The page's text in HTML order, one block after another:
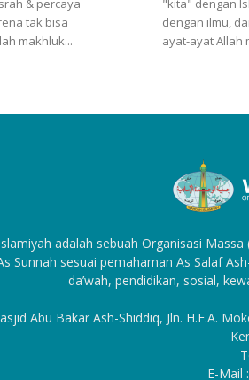
& percaya
tak bisa
makhluk...
"kita" dengan
dengan ilmu,
ayat-ayat Allah
adalah sebuah Organisasi
Sunnah sesuai pemahaman As Salaf
da’wah, pendidikan, sosial,
Abu Bakar Ash-Shiddiq, Jln. H.E.A.
E-Mail